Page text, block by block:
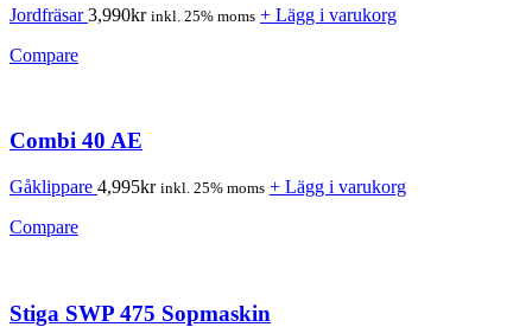
Jordfräsar3,990kr inkl. 25% moms + Lägg i varukorg
Compare
Combi 40 AE
Gåklippare 4,995kr inkl. 25% moms + Lägg i varukorg
Compare
Stiga SWP 475 Sopmaskin